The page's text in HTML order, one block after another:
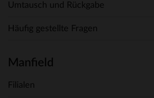
Umtausch und Rückgabe
Häufig gestellte Fragen
Manfield
Filialen